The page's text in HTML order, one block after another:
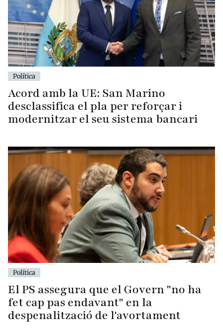
Política
Acord amb la UE: San Marino
desclassifica el pla per reforçar i
modernitzar el seu sistema bancari
Política
El PS assegura que el Govern "no ha
fet cap pas endavant" en la
despenalització de l'avortament